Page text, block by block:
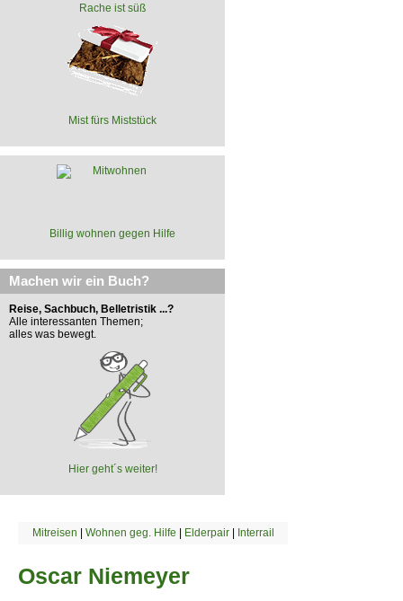
Rache ist süß
Mist fürs Miststück
Billig wohnen gegen Hilfe
Machen wir ein Buch?
Reise, Sachbuch, Belletristik ...?
Alle interessanten Themen;
alles was bewegt.
Hier geht´s weiter!
Mitreisen | Wohnen geg. Hilfe | Elderpair| Interrail
Oscar Niemeyer